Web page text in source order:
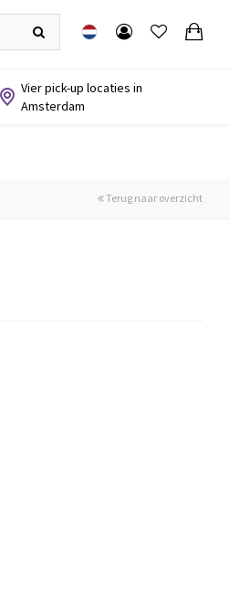
Vier pick-up locaties in
Amsterdam
Terug naar overzicht